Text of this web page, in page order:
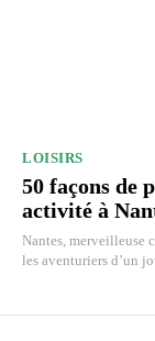
LOISIRS
50 façons de
activité à
Nantes, merveilleuse
les aventuriers d’un